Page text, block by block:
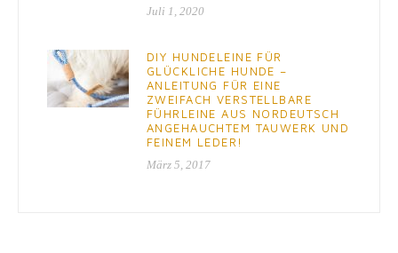
Juli 1, 2020
DIY HUNDELEINE FÜR
GLÜCKLICHE HUNDE –
ANLEITUNG FÜR EINE
ZWEIFACH VERSTELLBARE
FÜHRLEINE AUS NORDEUTSCH
ANGEHAUCHTEM TAUWERK UND
FEINEM LEDER!
März 5, 2017